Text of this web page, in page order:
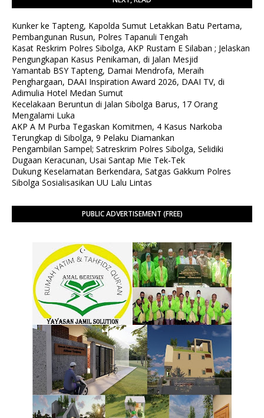
Kunker ke Tapteng, Kapolda Sumut Letakkan Batu Pertama,
Pembangunan Rusun, Polres Tapanuli Tengah
Kasat Reskrim Polres Sibolga, AKP Rustam E Silaban ; Jelaskan
Pengungkapan Kasus Penikaman, di Jalan Mesjid
Yamantab BSY Tapteng, Damai Mendrofa, Meraih
Penghargaan, DAAI Inspiration Award 2026, DAAI TV, di
Adimulia Hotel Medan Sumut
Kecelakaan Beruntun di Jalan Sibolga Barus, 17 Orang
Mengalami Luka
AKP A M Purba Tegaskan Komitmen, 4 Kasus Narkoba
Terungkap di Sibolga, 9 Pelaku Diamankan
Pengambilan Sampel; Satreskrim Polres Sibolga, Selidiki
Dugaan Keracunan, Usai Santap Mie Tek-Tek
Dukung Keselamatan Berkendara, Satgas Gakkum Polres
Sibolga Sosialisasikan UU Lalu Lintas
PUBLIC ADVERTISEMENT (FREE)